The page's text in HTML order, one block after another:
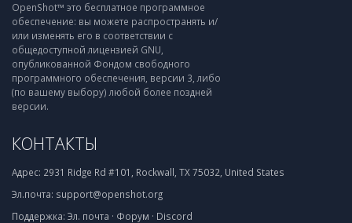
OpenShot™ это бесплатное программное
обеспечение: вы можете распространять и/
или изменять его в соответствии с
общедоступной лицензией GNU,
опубликованной Фондом свободного
программного обеспечения, версии 3, либо
(по вашему выбору) любой более поздней
версии.
КОНТАКТЫ
Адрес: 2931 Ridge Rd #101, Rockwall, TX 75032, United States
Эл.почта: support@openshot.org
Поддержка: Эл. почта · Форум · Discord